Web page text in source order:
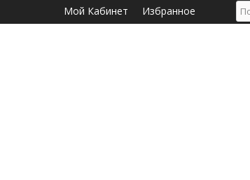
Мой Кабинет Избранное